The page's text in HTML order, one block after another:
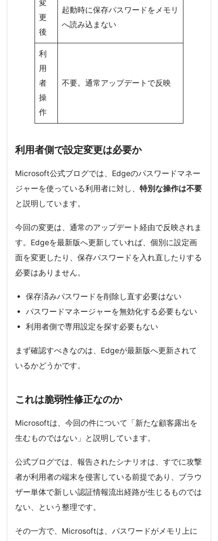
変
更
後
起動時に保存パスワードをメモリ
へ読み込まない
利
用
者
操
作
不要。通常アップデートで反映
利用者側で設定変更は必要か
Microsoft公式ブログでは、Edgeのパスワードマネー
ジャーを使っている利用者に対し、 特別な操作は不要
と説明しています。
今回の変更は、通常のアップデート経由で反映されま
す。Edgeを最新版へ更新していれば、個別に設定画
面を変更したり、保存パスワードを入れ直したりする
必要はありません。
保存済みパスワードを削除し直す必要はない
パスワードマネージャーを無効化する必要もない
利用者側で専用設定を探す必要もない
まず確認すべきなのは、Edgeが最新版へ更新されて
いるかどうかです。
これは脆弱性修正なのか
Microsoftは、今回の件について「新たな顧客露出を
生むものではない」と説明しています。
公式ブログでは、報告されたシナリオは、すでに攻撃
者が利用者の端末を侵害している前提であり、ブラウ
ザー単体で新しい認証情報流出経路が生じるものでは
ない、という整理です。
その一方で、Microsoftは、パスワードがメモリ上に